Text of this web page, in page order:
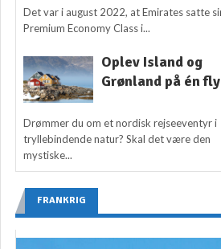
Det var i august 2022, at Emirates satte
Premium Economy Class i...
Oplev Island og
Grønland på én
Drømmer du om et nordisk rejseeventyr i
tryllebindende natur? Skal det være den
mystiske...
FRANKRIG